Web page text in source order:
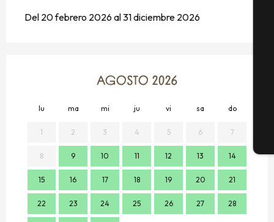
Del 20 febrero 2026 al 31 diciembre 2026
AGOSTO 2026
lu ma mi ju vi sa do
1 2 3 4 5 6 7
8 9 10 11 12 13 14
15 16 17 18 19 20 21
22 23 24 25 26 27 28
7